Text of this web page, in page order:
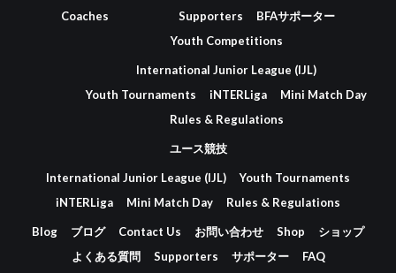
Coaches
Supporters
BFAサポーター
Youth Competitions
International Junior League (IJL)
Youth Tournaments
iNTERLiga
Mini Match Day
Rules & Regulations
ユース競技
International Junior League (IJL)
Youth Tournaments
iNTERLiga
Mini Match Day Rules & Regulations
Blog ブログ Contact Us お問い合わせ Shop
ショップ
よくある質問
Supporters サポーター
FAQ